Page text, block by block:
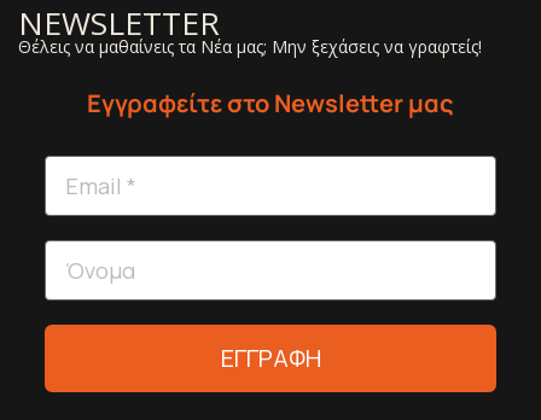
NEWSLETTER
Θέλεις να μαθαίνεις τα Νέα μας; Μην ξεχάσεις να γραφτείς!
Εγγραφείτε στο Newsletter μας
ΕΓΓΡΑΦΗ